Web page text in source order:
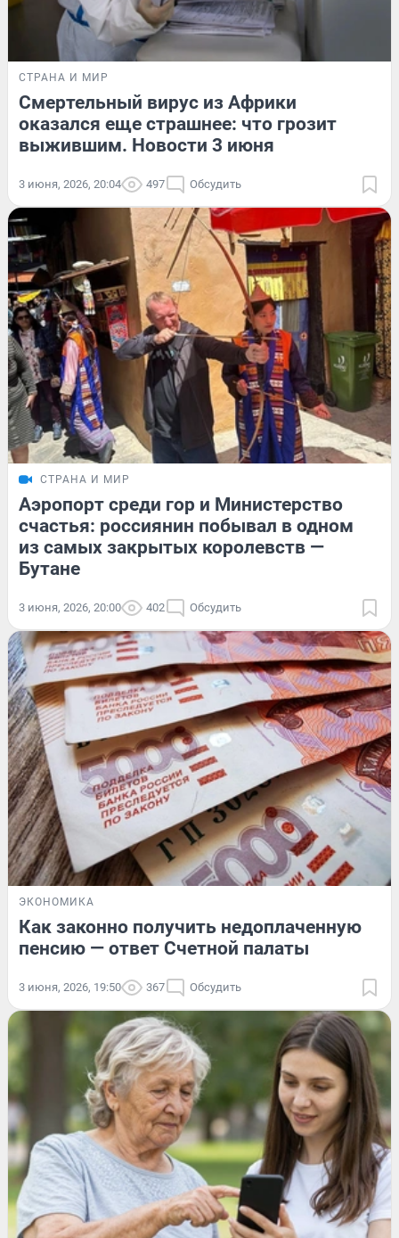
СТРАНА И МИР
Смертельный вирус из Африки
оказался еще страшнее: что грозит
выжившим. Новости 3 июня
3 июня, 2026, 20:04 497 Обсудить
СТРАНА И МИР
Аэропорт среди гор и Министерство
счастья: россиянин побывал в одном
из самых закрытых королевств —
Бутане
3 июня, 2026, 20:00 402 Обсудить
ЭКОНОМИКА
Как законно получить недоплаченную
пенсию — ответ Счетной палаты
3 июня, 2026, 19:50 367 Обсудить